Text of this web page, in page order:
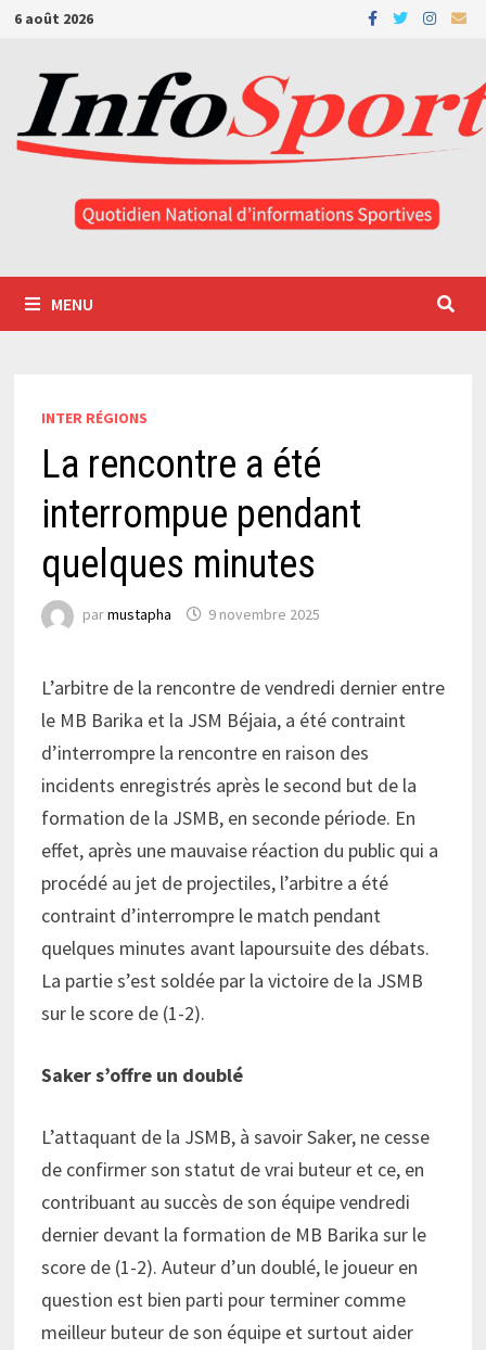
Passer
contenu
6 août 2026
MENU
INTER RÉGIONS
La rencontre a été
interrompue pendant
quelques minutes
parmustapha 9 novembre 2025
L’arbitre de la rencontre de vendredi dernier entre
le MB Barika et la JSM Béjaia, a été contraint
d’interrompre la rencontre en raison des
incidents enregistrés après le second but de la
formation de la JSMB, en seconde période. En
effet, après une mauvaise réaction du public qui a
procédé au jet de projectiles, l’arbitre a été
contraint d’interrompre le match pendant
quelques minutes avant lapoursuite des débats.
La partie s’est soldée par la victoire de la JSMB
sur le score de (1-2).
Saker s’offre un doublé
L’attaquant de la JSMB, à savoir Saker, ne cesse
de confirmer son statut de vrai buteur et ce, en
contribuant au succès de son équipe vendredi
dernier devant la formation de MB Barika sur le
score de (1-2). Auteur d’un doublé, le joueur en
question est bien parti pour terminer comme
meilleur buteur de son équipe et surtout aider